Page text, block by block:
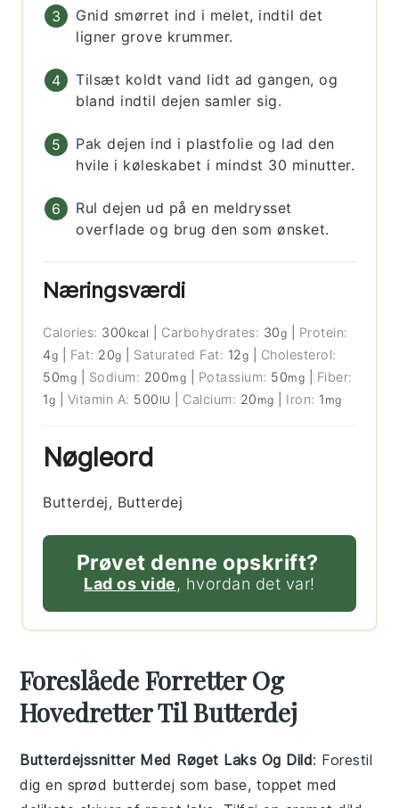
Gnid smørret ind i melet, indtil det
ligner grove krummer.
Tilsæt koldt vand lidt ad gangen, og
bland indtil dejen samler sig.
Pak dejen ind i plastfolie og lad den
hvile i køleskabet i mindst 30 minutter.
Rul dejen ud på en meldrysset
overflade og brug den som ønsket.
Næringsværdi
Calories: 300 kcal Carbohydrates: 30g
Protein:
4g Fat: 20g Saturated Fat: 12g
Cholesterol:
50mg Sodium: 200mg Potassium: 50mg
Fiber:
1g Vitamin A: 500 IU Calcium: 20 mg Iron: 1 mg
Nøgleord
Butterdej, Butterdej
Prøvet denne opskrift?
Lad os vide, hvordan det var!
Foreslåede Forretter Og
Hovedretter Til Butterdej
Butterdejssnitter Med Røget Laks Og Dild: Forestil
dig en sprød butterdej som base, toppet med